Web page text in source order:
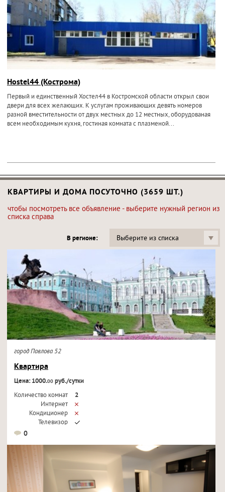
Hostel44 (Кострома)
Первый и единственный Хостел44 в Костромской области открыл свои
двери для всех желающих. К услугам проживающих девять номеров
разной вместительности от двух местных до 12 местных, оборудованая
всем необходимым кухня, гостиная комната с плазменой...
КВАРТИРЫ И ДОМА ПОСУТОЧНО (3659 ШТ.)
чтобы посмотреть все объявление - выберите нужный регион из
списка справа
В регионе: Выберите из списка
город Павлова 52
Квартира
Цена: 1000.00руб./сутки
Количество комнат
2
Интернет
Кондиционер
Телевизор
0